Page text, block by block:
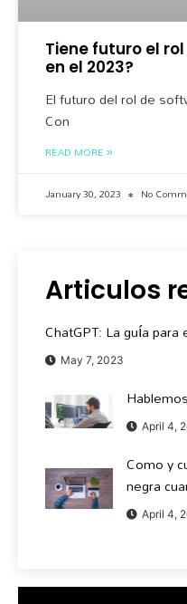
Tiene futuro el
en el 2023?
El futuro del rol de
Con
READ MORE »
January 30, 2023 No
Articulos
ChatGPT: La guía
May 7, 2023
April 4,
Como y
negra
April 4,